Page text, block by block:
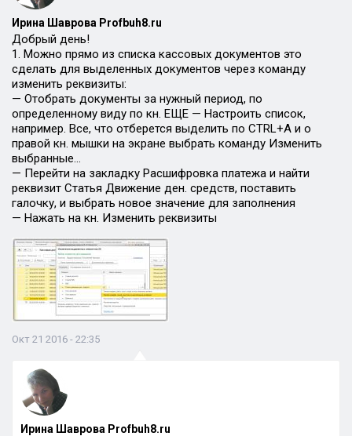
Ирина Шаврова Profbuh8.ru
Добрый день!
1. Можно прямо из списка кассовых документов это
сделать для выделенных документов через команду
изменить реквизиты:
— Отобрать документы за нужный период, по
определенному виду по кн. ЕЩЕ — Настроить список,
например. Все, что отберется выделить по CTRL+A и о
правой кн. мышки на экране выбрать команду Изменить
выбранные…
— Перейти на закладку Расшифровка платежа и найти
реквизит Статья Движение ден. средств, поставить
галочку, и выбрать новое значение для заполнения
— Нажать на кн. Изменить реквизиты
Окт 21 2016 - 22:35
Ирина Шаврова Profbuh8.ru